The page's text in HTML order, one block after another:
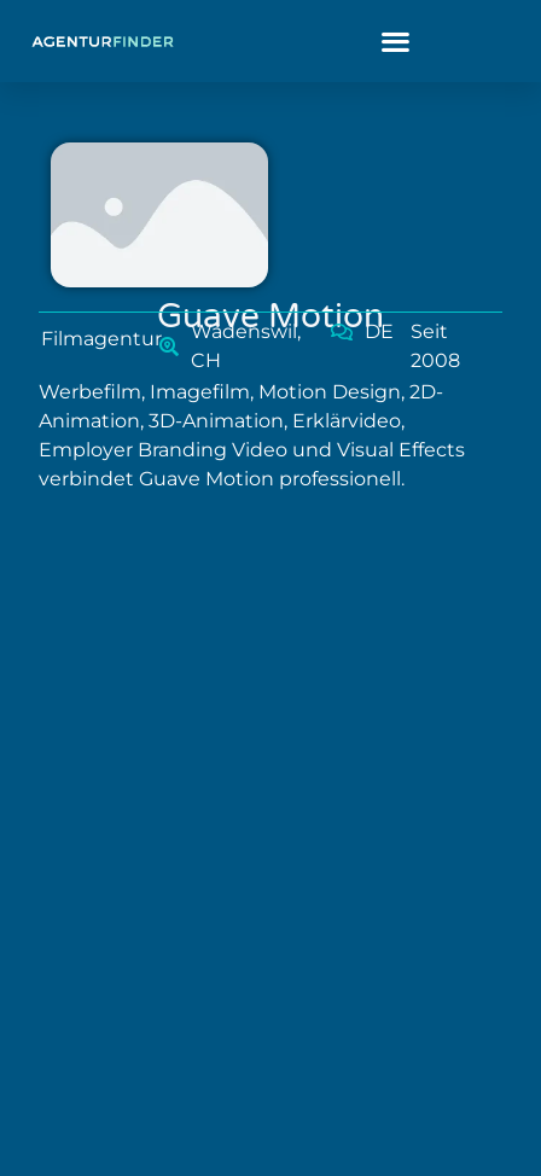
Guave Motion
Filmagentur
Wädenswil,
CH
DE
Seit
2008
Werbefilm, Imagefilm, Motion Design, 2D-
Animation, 3D-Animation, Erklärvideo,
Employer Branding Video und Visual Effects
verbindet Guave Motion professionell.